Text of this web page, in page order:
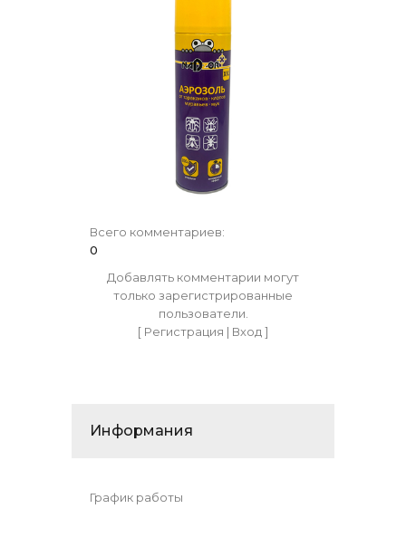
Всего комментариев:
0
Добавлять комментарии могут
только зарегистрированные
пользователи.
[ Регистрация | Вход]
Информания
График работы